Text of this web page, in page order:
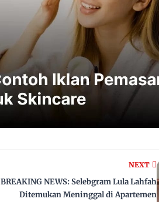
NEXT
BREAKING NEWS: Selebgram Lula Lahfah
Ditemukan Meninggal di Apartemen